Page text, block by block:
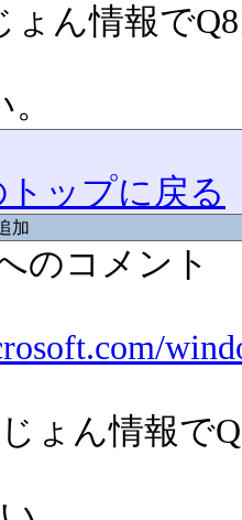
ん情報で
ップに戻る
加
のコメント
ょん情報で